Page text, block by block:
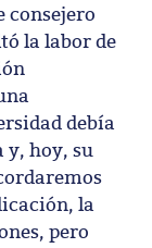
consejero
la labor de
debía
y, hoy, su
la
pero